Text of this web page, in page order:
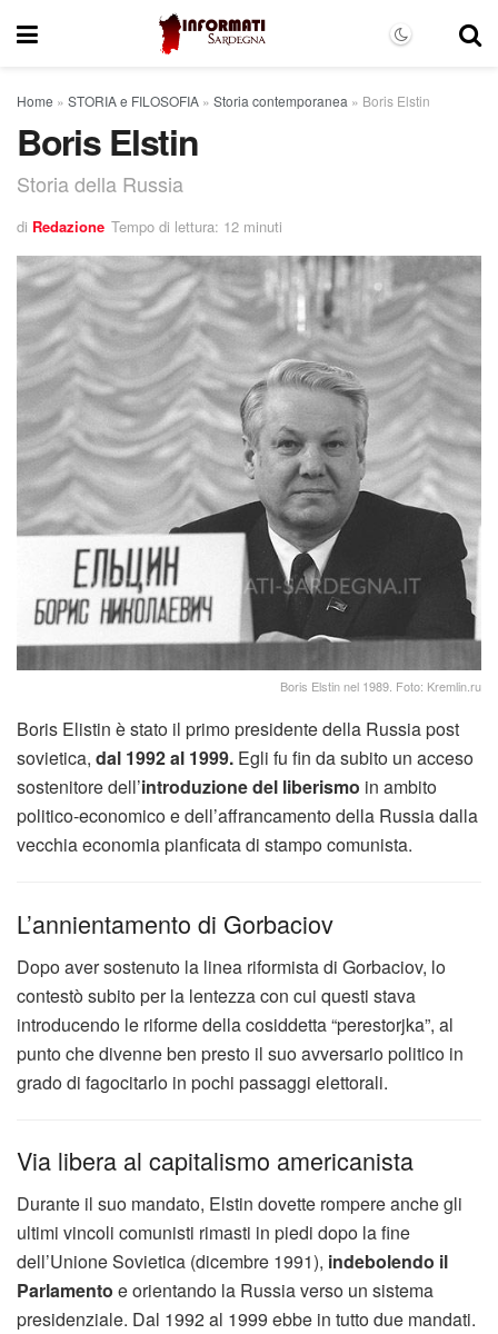
Home » STORIA e FILOSOFIA » Storia contemporanea » Boris Elstin
Boris Elstin
Storia della Russia
di Redazione Tempo di lettura: 12 minuti
Boris Elstin nel 1989. Foto: Kremlin.ru
Boris Elistin è stato il primo presidente della Russia post
sovietica, dal 1992 al 1999. Egli fu fin da subito un acceso
sostenitore dell’introduzione del liberismo in ambito
politico-economico e dell’affrancamento della Russia dalla
vecchia economia pianficata di stampo comunista.
L’annientamento di Gorbaciov
Dopo aver sostenuto la linea riformista di Gorbaciov, lo
contestò subito per la lentezza con cui questi stava
introducendo le riforme della cosiddetta “perestorjka”, al
punto che divenne ben presto il suo avversario politico in
grado di fagocitarlo in pochi passaggi elettorali.
Via libera al capitalismo americanista
Durante il suo mandato, Elstin dovette rompere anche gli
ultimi vincoli comunisti rimasti in piedi dopo la fine
dell’Unione Sovietica (dicembre 1991), indebolendo il
Parlamento e orientando la Russia verso un sistema
presidenziale. Dal 1992 al 1999 ebbe in tutto due mandati.